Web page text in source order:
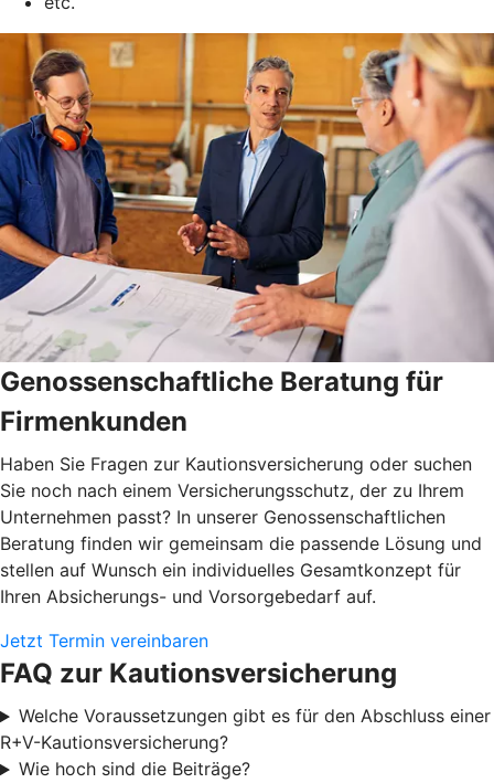
Genossenschaftliche Beratung für
Firmenkunden
Haben Sie Fragen zur Kautionsversicherung oder suchen
Sie noch nach einem Versicherungsschutz, der zu Ihrem
Unternehmen passt? In unserer Genossenschaftlichen
Beratung finden wir gemeinsam die passende Lösung und
stellen auf Wunsch ein individuelles Gesamtkonzept für
Ihren Absicherungs- und Vorsorgebedarf auf.
Jetzt Termin vereinbaren
FAQ zur Kautionsversicherung
Welche Voraussetzungen gibt es für den Abschluss einer
R+V-Kautionsversicherung?
Wie hoch sind die Beiträge?